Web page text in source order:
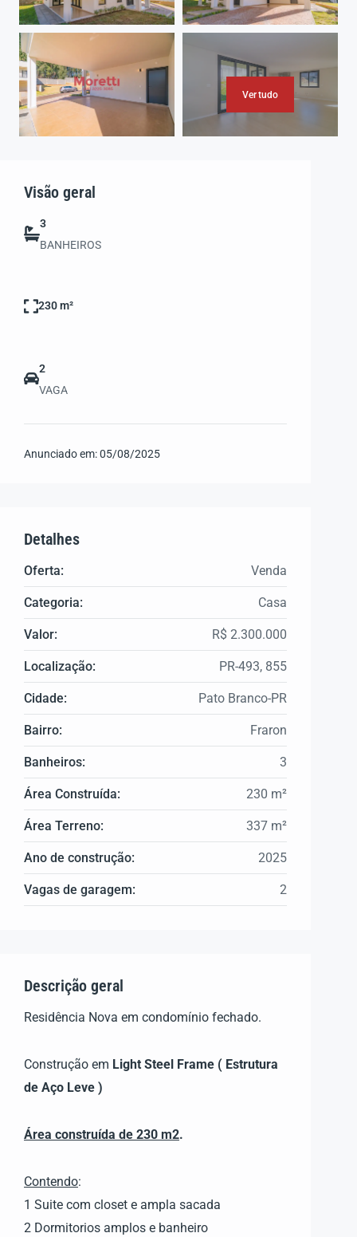
Ver tudo
Visão geral
3
BANHEIROS
230 m²
2
VAGA
Anunciado em:05/08/2025
Detalhes
Oferta: Venda
Categoria: Casa
Valor: R$ 2.300.000
Localização: PR-493, 855
Cidade: Pato Branco-PR
Bairro: Fraron
Banheiros: 3
Área Construída: 230 m²
Área Terreno: 337 m²
Ano de construção: 2025
Vagas de garagem: 2
Descrição geral
Residência Nova em condomínio fechado.
Construção em Light Steel Frame ( Estrutura
de Aço Leve )
Área construída de 230 m2.
Contendo:
1 Suite com closet e ampla sacada
2 Dormitorios amplos e banheiro